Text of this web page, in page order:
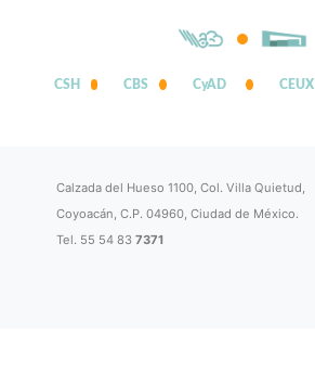
CSH CBS CyAD CEUX
Calzada del Hueso 1100, Col. Villa Quietud,
Coyoacán, C.P. 04960, Ciudad de México.
Tel. 55 54 837371